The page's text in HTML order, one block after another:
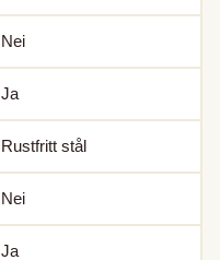
Nei
Ja
Rustfritt stål
Nei
Ja